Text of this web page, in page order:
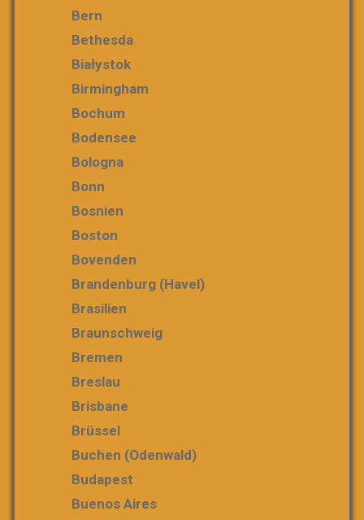
Bern
Bethesda
Białystok
Birmingham
Bochum
Bodensee
Bologna
Bonn
Bosnien
Boston
Bovenden
Brandenburg (Havel)
Brasilien
Braunschweig
Bremen
Breslau
Brisbane
Brüssel
Buchen (Odenwald)
Budapest
Buenos Aires